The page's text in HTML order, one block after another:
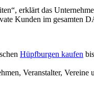
erklärt das
Kunden im gesamten
Hüpfburgen kaufen
Veranstalter, Vereine